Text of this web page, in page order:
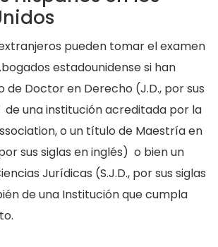
pueden tomar el examen
estadounidense si han
de Doctor en Derecho (J.D., por sus
de una institución acreditada por la
o un título de Maestría en
sus siglas en inglés) o bien un
Jurídicas (S.J.D., por sus siglas
de una Institución que cumpla